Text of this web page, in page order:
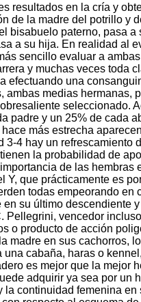
resultados en la cría y
de la madre del potrillo y
bisabuelo paterno, pasa
a su hija. En realidad al
sencillo evaluar a
y muchas veces toda
una
medias hermanas,
seleccionado.
padre y un 25% de cada
más estrecha
4 hay un refrescamiento
la probabilidad de
de las hembras
que prácticamente es
todas empeorando en
su último descendiente
vencedor
o producto de acción
en sus cachorros,
cabaña, haras o
es mejor que la mejor
adquirir ya sea por un
continuidad femenina